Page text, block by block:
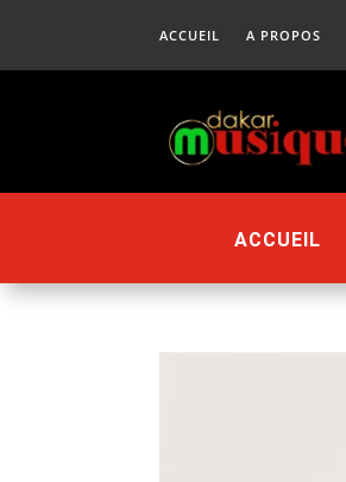
ACCUEIL A PROPOS
ACCUEIL